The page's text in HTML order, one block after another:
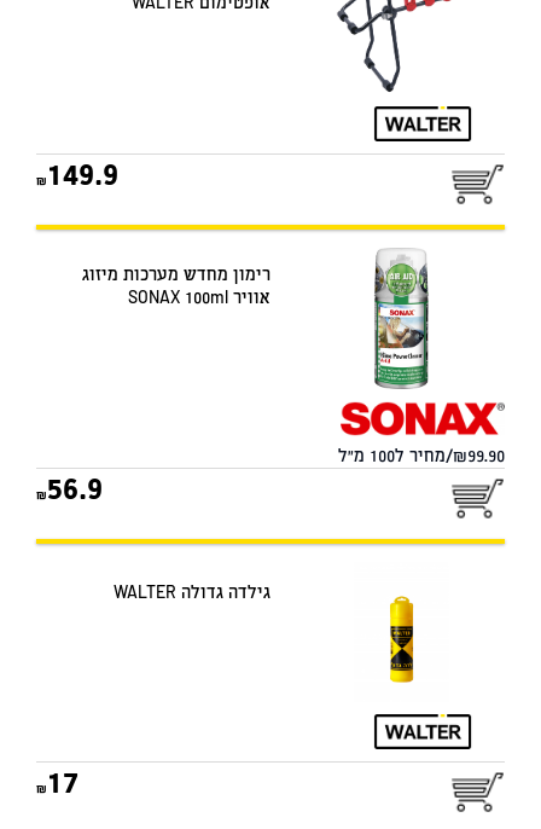
אופטימום WALTER
149.9
רימון מחדש מערכות מיזוג
אוויר SONAX 100ml
99.90/מחיר ל100 מ"ל
56.9
גילדה גדולה WALTER
17